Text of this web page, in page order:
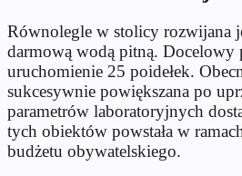
Równolegle w stolicy rozwijana
darmową wodą pitną. Docelowy
uruchomienie 25 poidełek.
sukcesywnie powiększana po
parametrów laboratoryjnych
tych obiektów powstała w
budżetu obywatelskiego.